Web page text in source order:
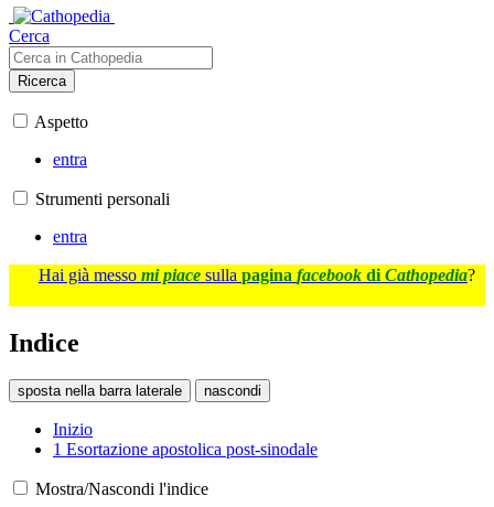
Cerca
Ricerca
Aspetto
entra
Strumenti personali
entra
Hai già messo mi piace sulla pagina facebook di Cathopedia?
Indice
sposta nella barra laterale nascondi
Inizio
1 Esortazione apostolica post-sinodale
Mostra/Nascondi l'indice